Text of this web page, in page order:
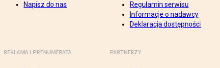
Napisz do nas
Regulamin serwisu
Informacje o nadawcy
Deklaracja dostępności
REKLAMA I PRENUMERATA PARTNERZY